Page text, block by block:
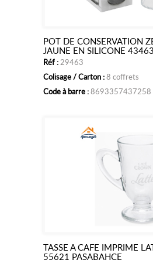
Ajouter
panier
POT DE CONSERVATION
JAUNE EN SILICONE
Réf : 29463
Colisage / Carton :8 coffrets
Code à barre :8693357437258
Ajouter
TASSE A CAFE IMPRIME
55621 PASABAHCE